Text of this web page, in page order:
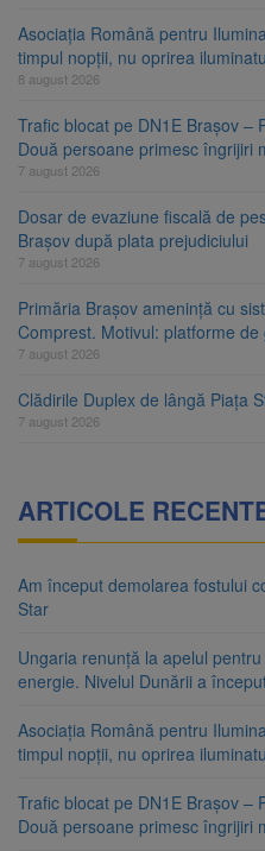
Asociația Română pentru
timpul nopții, nu oprirea
8 august 2026
Trafic blocat pe DN1E Brașov –
Două persoane primesc îngrijiri
7 august 2026
Dosar de evaziune fiscală de
Brașov după plata prejudiciului
7 august 2026
Primăria Brașov amenință cu
Comprest. Motivul: platforme
7 august 2026
Clădirile Duplex de lângă Piața
7 august 2026
ARTICOLE
Am început demolarea fostului
Star
Ungaria renunță la apelul
energie. Nivelul Dunării a
Asociația Română pentru
timpul nopții, nu oprirea
Trafic blocat pe DN1E Brașov –
Două persoane primesc îngrijiri